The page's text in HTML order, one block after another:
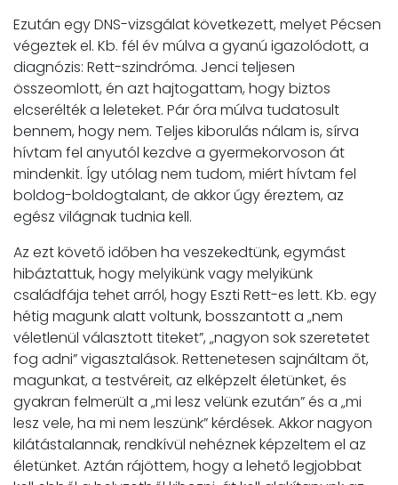
Ezután egy DNS-vizsgálat következett, melyet Pécsen
végeztek el. Kb. fél év múlva a gyanú igazolódott, a
diagnózis: Rett-szindróma. Jenci teljesen
összeomlott, én azt hajtogattam, hogy biztos
elcserélték a leleteket. Pár óra múlva tudatosult
bennem, hogy nem. Teljes kiborulás nálam is, sírva
hívtam fel anyutól kezdve a gyermekorvoson át
mindenkit. Így utólag nem tudom, miért hívtam fel
boldog-boldogtalant, de akkor úgy éreztem, az
egész világnak tudnia kell.
Az ezt követő időben ha veszekedtünk, egymást
hibáztattuk, hogy melyikünk vagy melyikünk
családfája tehet arról, hogy Eszti Rett-es lett. Kb. egy
hétig magunk alatt voltunk, bosszantott a „nem
véletlenül választott titeket”, „nagyon sok szeretetet
fog adni” vigasztalások. Rettenetesen sajnáltam őt,
magunkat, a testvéreit, az elképzelt életünket, és
gyakran felmerült a „mi lesz velünk ezután” és a „mi
lesz vele, ha mi nem leszünk” kérdések. Akkor nagyon
kilátástalannak, rendkívül nehéznek képzeltem el az
életünket. Aztán rájöttem, hogy a lehető legjobbat